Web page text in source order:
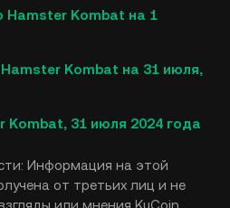
Hamster Kombat на 1
Kombat на 31 июля,
Kombat, 31 июля 2024 года
Информация на этой
от третьих лиц и не
или мнения KuCoin.